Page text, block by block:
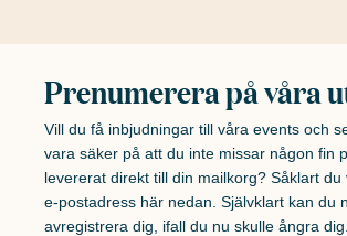
Prenumerera på våra
Vill du få inbjudningar till våra events och
vara säker på att du inte missar någon fin
levererat direkt till din mailkorg? Såklart du
e-postadress här nedan. Självklart kan du
avregistrera dig, ifall du nu skulle ångra dig.